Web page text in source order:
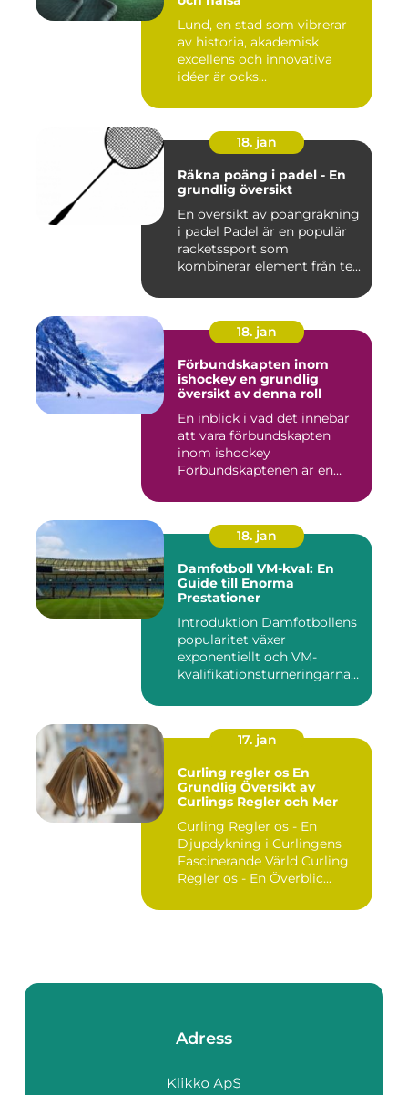
Lund, en stad som vibrerar
av historia, akademisk
excellens och innovativa
idéer är ocks...
18. jan
Räkna poäng i padel - En
grundlig översikt
En översikt av poängräkning
i padel Padel är en populär
racketssport som
kombinerar element från te...
18. jan
Förbundskapten inom
ishockey en grundlig
översikt av denna roll
En inblick i vad det innebär
att vara förbundskapten
inom ishockey
Förbundskaptenen är en
18. jan
Damfotboll VM-kval: En
Guide till Enorma
Prestationer
Introduktion Damfotbollens
popularitet växer
exponentiellt och VM-
kvalifikationsturneringarna
17. jan
Curling regler os En
Grundlig Översikt av
Curlings Regler och Mer
Curling Regler os - En
Djupdykning i Curlingens
Fascinerande Värld Curling
Regler os - En Överblic...
Adress